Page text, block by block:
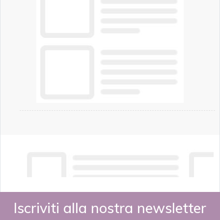
Iscriviti alla nostra newsletter